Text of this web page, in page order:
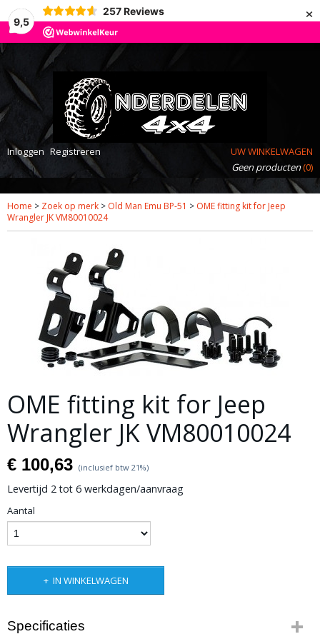
9,5
257 Reviews ×
Inloggen Registreren
UW WINKELWAGEN
Geen producten(0)
Home > Zoek op merk > Old Man Emu BP-51 > OME fitting kit for Jeep
Wrangler JK VM80010024
OME fitting kit for Jeep
Wrangler JK VM80010024
€ 100,63 (inclusief btw 21%)
Levertijd 2 tot 6 werkdagen/aanvraag
Aantal
IN WINKELWAGEN
Specificaties